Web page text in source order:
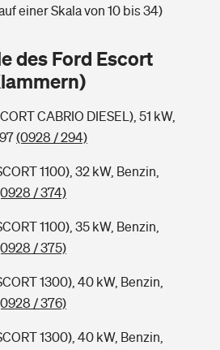
ist Ihr Haus?
Versicherer finden
Sicherheit für deine Kids
Versicherer finden
bekomme ich im Alter?
einer Skala von 10 bis 34)
des Ford Escort
CABRIO DIESEL), 51 kW,
(0928 / 294)
1100), 32 kW, Benzin,
/ 374)
1100), 35 kW, Benzin,
/ 375)
1300), 40 kW, Benzin,
/ 376)
1300), 40 kW, Benzin,